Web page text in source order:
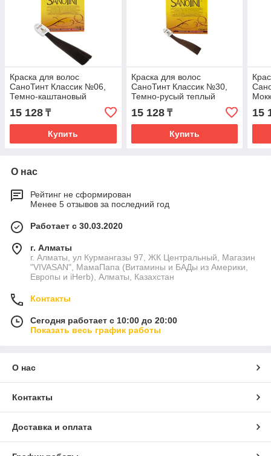
Краска для волос
СаноТинт Классик №06,
Темно-каштановый
15 128 ₸
Купить
Краска для волос
СаноТинт Классик №30,
Темно-русый теплый
15 128₸
Купить
15
О нас
Рейтинг не сформирован
Менее 5 отзывов за последний год
Работает с 30.03.2020
г. Алматы
г. Алматы, ул Курмангазы 97, ЖК Центральный, Магазин
"VIVASAN", МамаПапа (Витамины и БАДы из Америки,
Европы и iHerb), Алматы, Казахстан
Контакты
Сегодня работает с 10:00 до 20:00
Показать весь график работы
О нас
Контакты
Доставка и оплата